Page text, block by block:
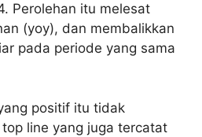
Perolehan itu melesat
(yoy), dan membalikkan
pada periode yang sama
positif itu tidak
line yang juga tercatat